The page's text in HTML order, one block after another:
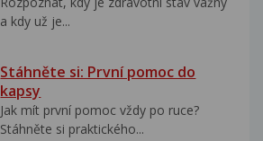
a kdy už je...
Stáhněte si: První pomoc do
kapsy
Jak mít první pomoc vždy po ruce?
Stáhněte si praktického...